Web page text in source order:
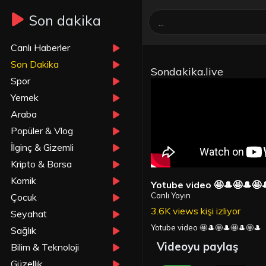
Son dakika
Canlı Haberler
Son Dakika
Spor
Yemek
Araba
Popüler & Vlog
İlginç & Gizemli
Kripto & Borsa
Komik
Çocuk
Seyahat
Sağlık
Bilim & Teknoloji
Güzellik
Sondakika.live
Yotube video
Canlı Yayın
3.6K views kişi izliyor
Yotube video 🤩🎩🤩🎩🤩🎩🤩🎩
Videoyu paylaş